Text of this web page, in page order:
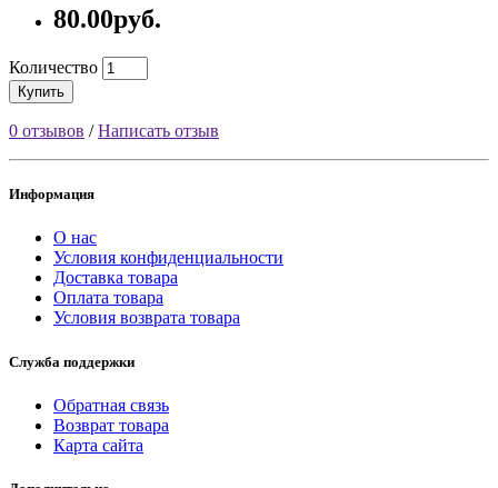
80.00руб.
Количество
Купить
0 отзывов /Написать отзыв
Информация
О нас
Условия конфиденциальности
Доставка товара
Оплата товара
Условия возврата товара
Служба поддержки
Обратная связь
Возврат товара
Карта сайта